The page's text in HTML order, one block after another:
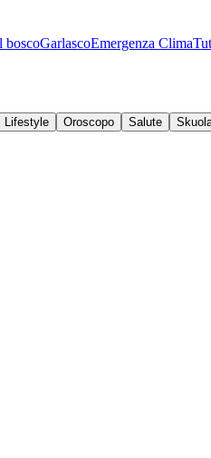
boscoGarlascoEmergenza Clima
Lifestyle Oroscopo Salute